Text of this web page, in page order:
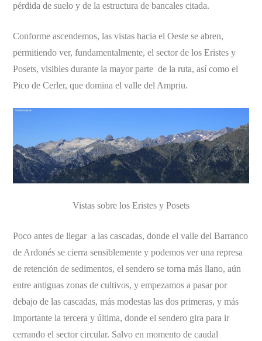
pérdida de suelo y de la estructura de bancales citada.
Conforme ascendemos, las vistas hacia el Oeste se abren,
permitiendo ver, fundamentalmente, el sector de los Eristes y
Posets, visibles durante la mayor parte de la ruta, así como el
Pico de Cerler, que domina el valle del Ampriu.
Vistas sobre los Eristes y Posets
Poco antes de llegar a las cascadas, donde el valle del Barranco
de Ardonés se cierra sensiblemente y podemos ver una represa
de retención de sedimentos, el sendero se torna más llano, aún
entre antiguas zonas de cultivos, y empezamos a pasar por
debajo de las cascadas, más modestas las dos primeras, y más
importante la tercera y última, donde el sendero gira para ir
cerrando el sector circular. Salvo en momento de caudal